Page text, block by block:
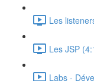
Les
Les JSP
Labs -